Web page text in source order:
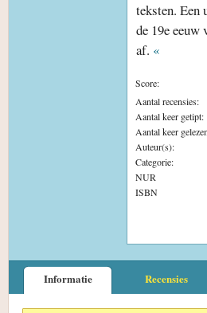
teksten. Een
de 19e
af. «
Score:
Aantal recensies:
Aantal keer getipt:
Aantal keer
Auteur(s):
Categorie:
NUR
ISBN
Informatie Recensies